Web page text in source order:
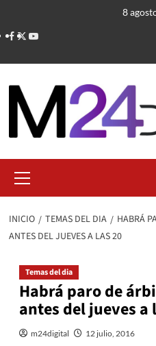
contenido
8
primario
INICIO TEMAS DEL DIA
HABRÁ
ANTES DEL JUEVES A LAS 20
Temas del dia
Habrá paro de
antes del jueves a
m24digital 12 julio, 2016